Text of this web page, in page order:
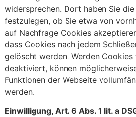
widersprechen. Dort haben Sie
festzulegen, ob Sie etwa von
auf Nachfrage Cookies
dass Cookies nach jedem
gelöscht werden. Werden Cookies
deaktiviert, können
Funktionen der Webseite
werden.
Einwilligung, Art. 6 Abs. 1 lit. a